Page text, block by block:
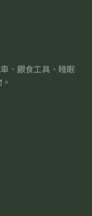
、餵食工具、睡眠